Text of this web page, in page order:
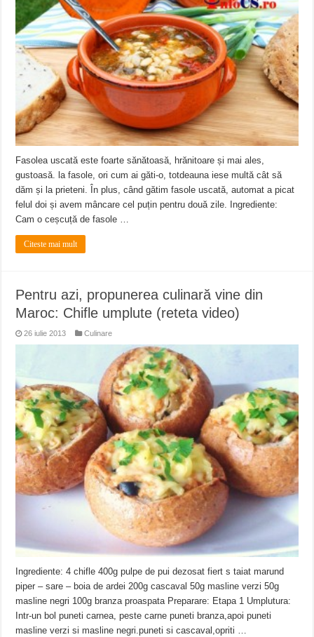
ANUNȚ OPRIRE APĂ în Reșița, cartier Țerova – avarie – 04.08.2026
ANUNȚ OPRIRE APĂ în Reșița – avarie – 03.08.2026 – Calea Caransebeșului
Fasolea uscată este foarte sănătoasă, hrănitoare și mai ales,
gustoasă. la fasole, ori cum ai găti-o, totdeauna iese multă cât să
dăm și la prieteni. În plus, când gătim fasole uscată, automat a picat
felul doi și avem mâncare cel puțin pentru două zile. Ingrediente:
Cam o ceșcuță de fasole …
Citeste mai mult
Pentru azi, propunerea culinară vine din
Maroc: Chifle umplute (reteta video)
26 iulie 2013 Culinare
Ingrediente: 4 chifle 400g pulpe de pui dezosat fiert s taiat marund
piper – sare – boia de ardei 200g cascaval 50g masline verzi 50g
masline negri 100g branza proaspata Preparare: Etapa 1 Umplutura:
Intr-un bol puneti carnea, peste carne puneti branza,apoi puneti
masline verzi si masline negri.puneti si cascaval,opriti …